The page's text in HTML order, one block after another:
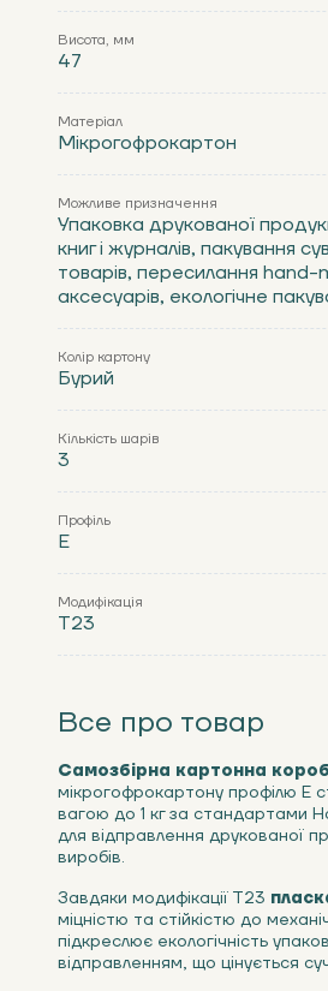
Висота, мм
47
Матеріал
Мікрогофрокартон
Можливе призначення
Упаковка друкованої
книг і журналів, пакування
товарів, пересилання hand-
аксесуарів, екологічне
Колір картону
Бурий
Кількість шарів
3
Профіль
Е
Модифікація
Т23
Все про товар
Самозбірна картонна
мікрогофрокартону профілю Е
вагою до 1 кг за стандартами
для відправлення друкованої
виробів.
Завдяки модифікації Т23
міцністю та стійкістю до
підкреслює екологічність
відправленням, що цінується